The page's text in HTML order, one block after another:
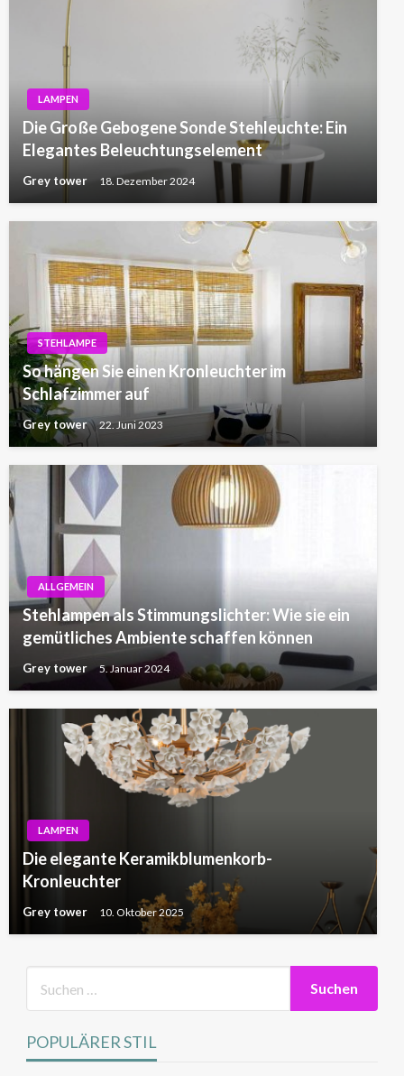
LAMPEN
Die Große Gebogene Sonde Stehleuchte: Ein
Elegantes Beleuchtungselement
Grey tower 18. Dezember 2024
STEHLAMPE
So hängen Sie einen Kronleuchter im
Schlafzimmer auf
Grey tower 22. Juni 2023
ALLGEMEIN
Stehlampen als Stimmungslichter: Wie sie ein
gemütliches Ambiente schaffen können
Grey tower 5. Januar 2024
LAMPEN
Die elegante Keramikblumenkorb-
Kronleuchter
Grey tower 10. Oktober 2025
POPULÄRER STIL